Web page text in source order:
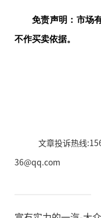
免责声明：市场
不作买卖依据。
文章投诉热线
36@qq.com